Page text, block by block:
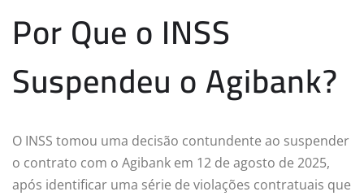
Por Que o INSS
Suspendeu o Agibank?
O INSS tomou uma decisão contundente ao suspender
o contrato com o Agibank em 12 de agosto de 2025,
após identificar uma série de violações contratuais que